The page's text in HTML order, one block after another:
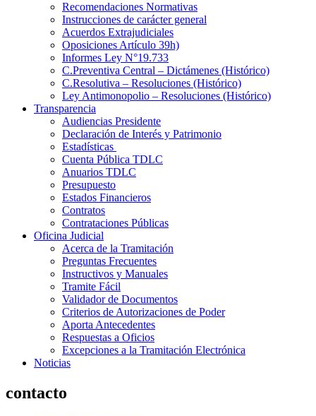
Recomendaciones Normativas
Instrucciones de carácter general
Acuerdos Extrajudiciales
Oposiciones Artículo 39h)
Informes Ley N°19.733
C.Preventiva Central – Dictámenes (Histórico)
C.Resolutiva – Resoluciones (Histórico)
Ley Antimonopolio – Resoluciones (Histórico)
Transparencia
Audiencias Presidente
Declaración de Interés y Patrimonio
Estadísticas
Cuenta Pública TDLC
Anuarios TDLC
Presupuesto
Estados Financieros
Contratos
Contrataciones Públicas
Oficina Judicial
Acerca de la Tramitación
Preguntas Frecuentes
Instructivos y Manuales
Tramite Fácil
Validador de Documentos
Criterios de Autorizaciones de Poder
Aporta Antecedentes
Respuestas a Oficios
Excepciones a la Tramitación Electrónica
Noticias
contacto